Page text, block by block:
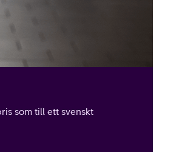
som till ett svenskt